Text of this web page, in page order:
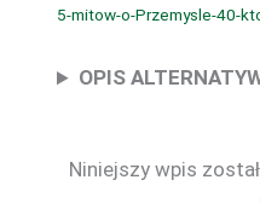
5-mitow-o-Przemysle-40-
OPIS
Niniejszy wpis